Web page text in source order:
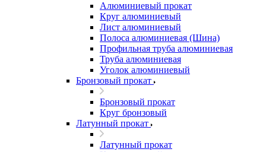
Алюминиевый прокат
Круг алюминиевый
Лист алюминиевый
Полоса алюминиевая (Шина)
Профильная труба алюминиевая
Труба алюминиевая
Уголок алюминиевый
Бронзовый прокат
Бронзовый прокат
Круг бронзовый
Латунный прокат
Латунный прокат